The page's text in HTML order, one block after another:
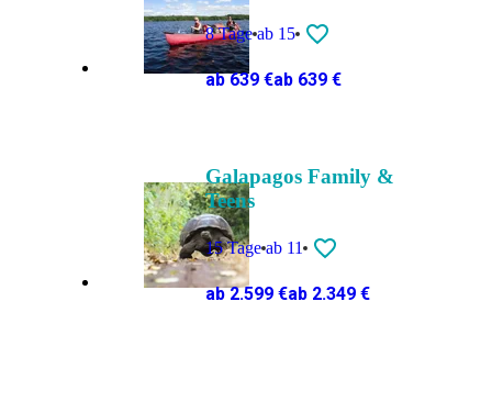
8 Tage ab 15
ab 639 €ab 639 €
Galapagos Family &
Teens
15 Tage ab 11
ab 2.599 €ab 2.349 €